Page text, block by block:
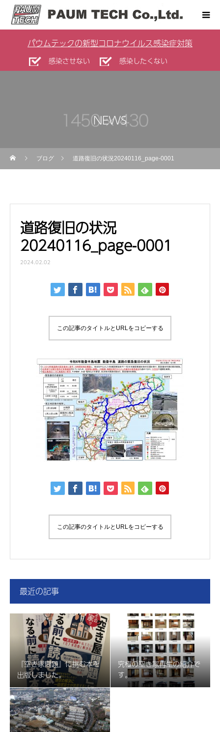
パウムテックの新型コロナウイルス感染症対策
感染させない 感染したくない
NEWS
ブログ 道路復旧の状況20240116_page-0001
道路復旧の状況
20240116_page-0001
2024.02.02
この記事のタイトルとURLをコピーする
この記事のタイトルとURLをコピーする
最近の記事
『空き家問題』に挑む本を
出版しました。
究極の空き家再生の紹介で
す。